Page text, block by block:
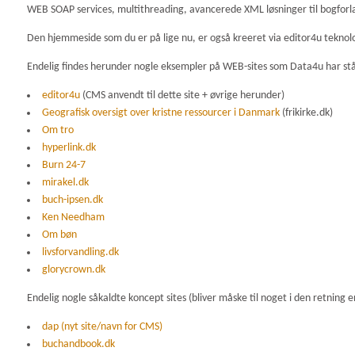
WEB SOAP services, multithreading, avancerede XML løsninger til
Den hjemmeside som du er på lige nu, er også kreeret via editor4u
Endelig findes herunder nogle eksempler på WEB-sites som Data4u har
editor4u (CMS anvendt til dette site + øvrige herunder)
Geografisk oversigt over kristne ressourcer i Danmark (frikirke.dk)
Om tro
hyperlink.dk
Burn 24-7
mirakel.dk
buch-ipsen.dk
Ken Needham
Om bøn
livsforvandling.dk
glorycrown.dk
Endelig nogle såkaldte koncept sites (bliver måske til noget i den retning
dap (nyt site/navn for CMS)
buchandbook.dk